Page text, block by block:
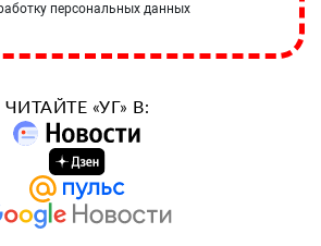
персональных данных
ЧИТАЙТЕ «УГ» В: